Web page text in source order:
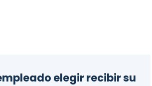
elegir recibir su